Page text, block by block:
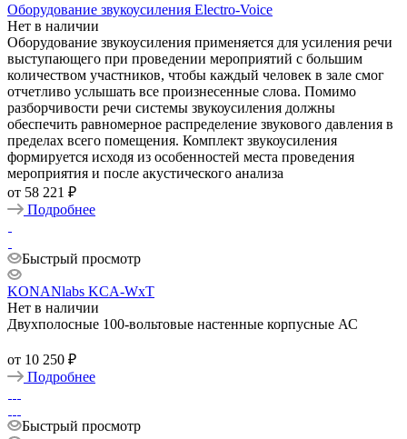
Оборудование звукоусиления Electro-Voice
Нет в наличии
Оборудование звукоусиления применяется для усиления речи
выступающего при проведении мероприятий с большим
количеством участников, чтобы каждый человек в зале смог
отчетливо услышать все произнесенные слова. Помимо
разборчивости речи системы звукоусиления должны
обеспечить равномерное распределение звукового давления в
пределах всего помещения. Комплект звукоусиления
формируется исходя из особенностей места проведения
мероприятия и после акустического анализа
от 58 221 ₽
Подробнее
Быстрый просмотр
KONANlabs KCA-WxT
Нет в наличии
Двухполосные 100-вольтовые настенные корпусные АС
от 10 250 ₽
Подробнее
Быстрый просмотр